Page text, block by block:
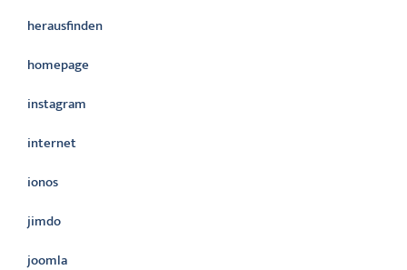
herausfinden
homepage
instagram
internet
ionos
jimdo
joomla